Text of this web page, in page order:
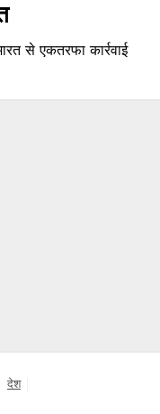
से एकतरफा कार्रवाई
देश